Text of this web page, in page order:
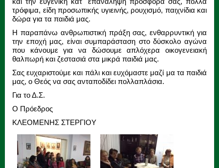
τρόφιμα, είδη προσωπικής υγιεινής, ρουχισμό, παιχνίδια και
δώρα για τα παιδιά μας.
Η παραπάνω ανθρωπιστική πράξη σας, ενθαρρυντική για
την εποχή μας, είναι συμπαράσταση στο δύσκολο αγώνα
που κάνουμε για να δώσουμε απλόχερα οικογενειακή
θαλπωρή και ζεστασιά στα μικρά παιδιά μας.
Σας ευχαριστούμε και πάλι και ευχόμαστε μαζί μα τα παιδιά
μας, ο Θεός να σας ανταποδίδει πολλαπλάσια.
Για το Δ.Σ.
Ο Πρόεδρος
ΚΛΕΟΜΕΝΗΣ ΣΤΕΡΓΙΟΥ